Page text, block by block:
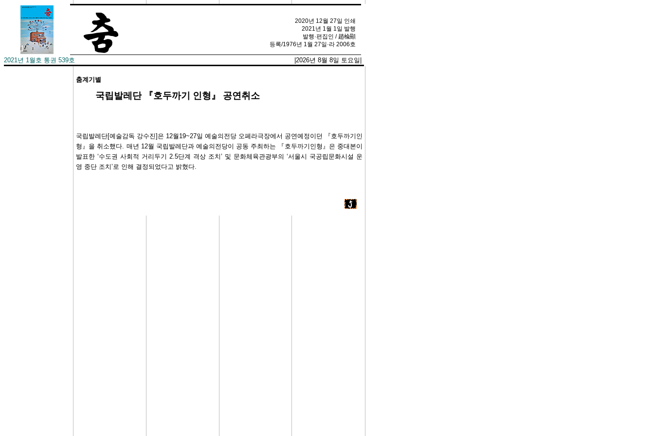
2020년 12월 27일 인쇄
2021년 1월 1일 발행
발행·편집인 / 趙楡顯
등록/1976년 1월 27일·라 2006호
2021년 1월호 통권 539호 |2026년 8월 8일 토요일|
춤계기별
­국립발레단 『호두까기 인형』 공연취소
국립발레단[예술감독 강수진]은 12월19~27일 예술의전당 오페라극장에서 공연예정이던 『호두까기인
형』을 취소했다. 매년 12월 국립발레단과 예술의전당이 공동 주최하는 『호두까기인형』은 중대본이
발표한 ‘수도권 사회적 거리두기 2.5단계 격상 조치’ 및 문화체육관광부의 ‘서울시 국공립문화시설 운
영 중단 조치’로 인해 결정되었다고 밝혔다.